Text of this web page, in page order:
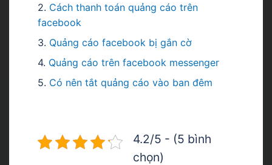
2. Cách thanh toán quảng cáo trên
facebook
3. Quảng cáo facebook bị gắn cờ
4. Quảng cáo trên facebook messenger
5. Có nên tắt quảng cáo vào ban đêm
4.2/5 - (5 bình
chọn)